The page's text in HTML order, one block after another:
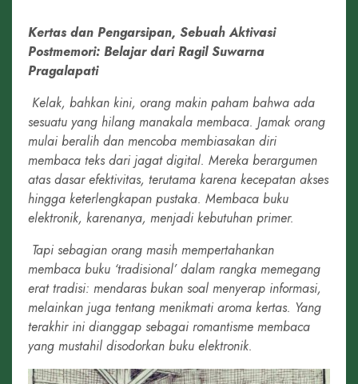
Kertas dan Pengarsipan, Sebuah Aktivasi
Postmemori: Belajar dari Ragil Suwarna
Pragalapati
Kelak, bahkan kini, orang makin paham bahwa ada
sesuatu yang hilang manakala membaca. Jamak orang
mulai beralih dan mencoba membiasakan diri
membaca teks dari jagat digital. Mereka berargumen
atas dasar efektivitas, terutama karena kecepatan akses
hingga keterlengkapan pustaka. Membaca buku
elektronik, karenanya, menjadi kebutuhan primer.
Tapi sebagian orang masih mempertahankan
membaca buku ‘tradisional’dalam rangka memegang
erat tradisi: mendaras bukan soal menyerap informasi,
melainkan juga tentang menikmati aroma kertas. Yang
terakhir ini dianggap sebagai romantisme membaca
yang mustahil disodorkan buku elektronik.